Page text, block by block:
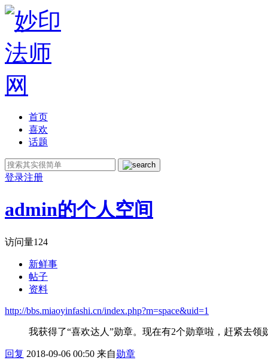
首页
喜欢
话题
登录注册
admin的个人空间
访问量124
新鲜事
帖子
资料
http://bbs.miaoyinfashi.cn/index.php?m=space&uid=1
我获得了“喜欢达人”勋章。现在有2个勋章啦，赶紧去领
回复 2018-09-06 00:50 来自勋章